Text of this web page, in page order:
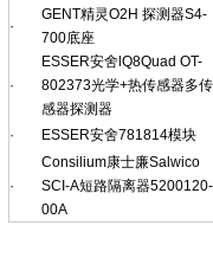
·
GENT精灵O2H 探测器S4-
700底座
·
ESSER安舍lQ8Quad OT-
802373光学+热传感器多传
感器探测器
·
ESSER安舍781814模块
·
Consilium康士廉Salwico
SCI-A短路隔离器5200120-
00A